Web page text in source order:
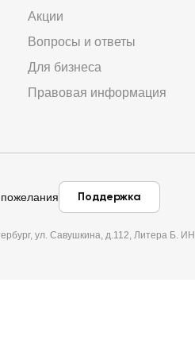
Акции
Вопросы и ответы
Для бизнеса
Правовая информация
Поддержка
ул. Савушкина, д.112, Литера Б.